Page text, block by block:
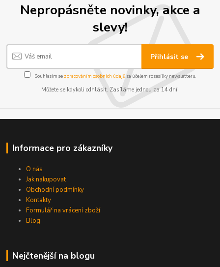
Nepropásněte novinky, akce a
slevy!
Přihlásit se
Souhlasím se zpracováním osobních údajůza účelem rozesílky newsletteru.
Můžete se kdykoli odhlásit. Zasíláme jednou za 14 dní.
Informace pro zákazníky
O nás
Jak nakupovat
Obchodní podmínky
Kontakty
Formulář na vrácení zboží
Blog
Nejčtenější na blogu